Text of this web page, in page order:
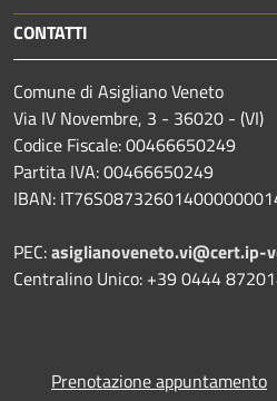
CONTATTI
Comune di Asigliano Veneto
Via IV Novembre, 3 - 36020 - (VI)
Codice Fiscale: 00466650249
Partita IVA: 00466650249
IBAN:
PEC:asiglianoveneto.vi@cert.ip-
Centralino Unico: +39 0444
Prenotazione appuntamento